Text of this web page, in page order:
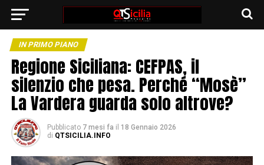
IN PRIMO PIANO
Regione Siciliana: CEFPAS, il
silenzio che pesa. Perché “Mosè”
La Vardera guarda solo altrove?
Pubblicato 7 mesi fa il 18 Gennaio 2026
di QTSICILIA.INFO